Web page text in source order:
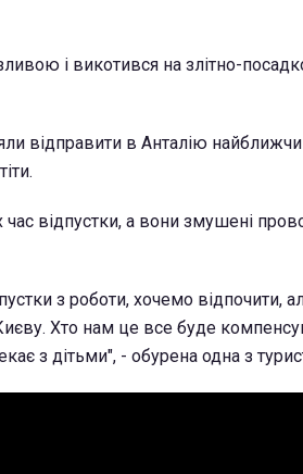
і викотився на злітно-
відправити в Анталію
відпустки, а вони змушені
з роботи, хочемо відпочити,
Хто нам це все буде
з дітьми", - обурена одна з